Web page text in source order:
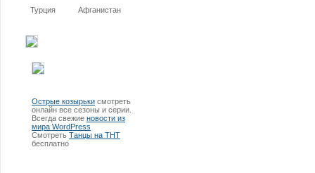
Турция Афганистан
Острые козырьки смотреть
онлайн все сезоны и серии.
Всегда свежие новости из
мира WordPress
Смотреть Танцы на ТНТ
бесплатно